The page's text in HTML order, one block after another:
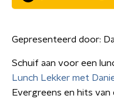
Gepresenteerd door:
Schuif aan voor een
Lunch Lekker met
Evergreens en hits van